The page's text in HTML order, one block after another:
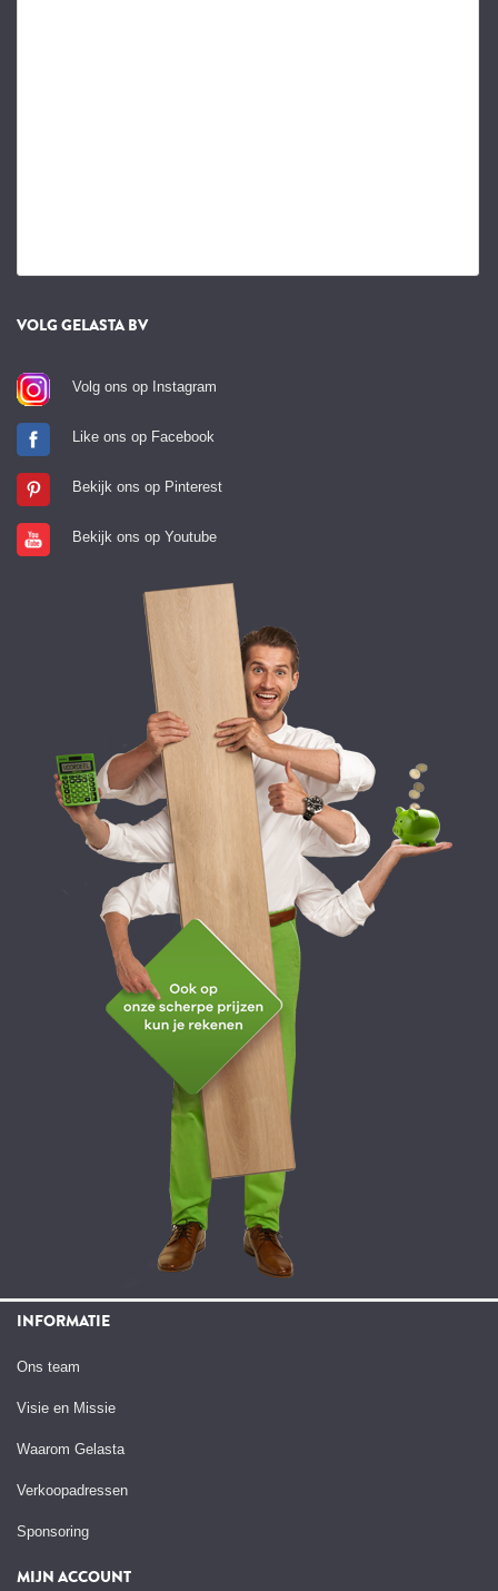
VOLG GELASTA BV
Volg ons op Instagram
Like ons op Facebook
Bekijk ons op Pinterest
Bekijk ons op Youtube
INFORMATIE
Ons team
Visie en Missie
Waarom Gelasta
Verkoopadressen
Sponsoring
MIJN ACCOUNT